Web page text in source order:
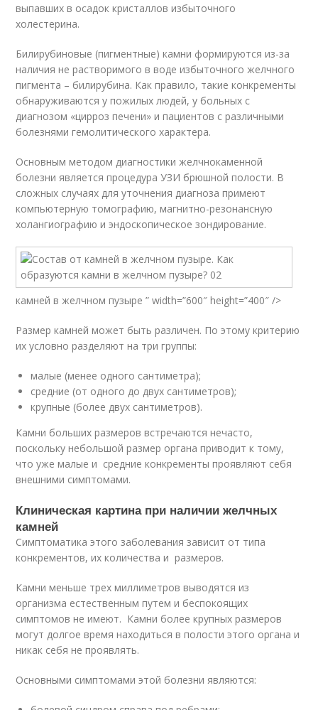
выпавших в осадок кристаллов избыточного
холестерина.
Билирубиновые (пигментные) камни формируются из-за
наличия не растворимого в воде избыточного желчного
пигмента – билирубина. Как правило, такие конкременты
обнаруживаются у пожилых людей, у больных с
диагнозом «цирроз печени» и пациентов с различными
болезнями гемолитического характера.
Основным методом диагностики желчнокаменной
болезни является процедура УЗИ брюшной полости. В
сложных случаях для уточнения диагноза примеют
компьютерную томографию, магнитно-резонансную
холангиографию и эндоскопическое зондирование.
камней в желчном пузыре ” width=”600″ height=”400″ />
Размер камней может быть различен. По этому критерию
их условно разделяют на три группы:
малые (менее одного сантиметра);
средние (от одного до двух сантиметров);
крупные (более двух сантиметров).
Камни больших размеров встречаются нечасто,
поскольку небольшой размер органа приводит к тому,
что уже малые и средние конкременты проявляют себя
внешними симптомами.
Клиническая картина при наличии желчных
камней
Симптоматика этого заболевания зависит от типа
конкрементов, их количества и размеров.
Камни меньше трех миллиметров выводятся из
организма естественным путем и беспокоящих
симптомов не имеют. Камни более крупных размеров
могут долгое время находиться в полости этого органа и
никак себя не проявлять.
Основными симптомами этой болезни являются: